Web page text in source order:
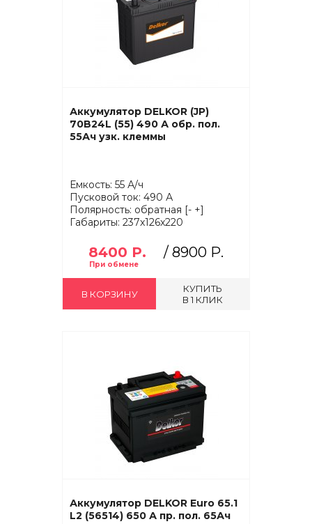
Аккумулятор DELKOR (JP)
70B24L (55) 490 А обр. пол.
55Ач узк. клеммы
Емкость: 55 А/ч
Пусковой ток: 490 А
Полярность: обратная [- +]
Габариты: 237x126x220
8400 Р. / 8900 Р.
В КОРЗИНУ
КУПИТЬ
В 1 КЛИК
Аккумулятор DELKOR Euro 65.1
L2 (56514) 650 А пр. пол. 65Ач